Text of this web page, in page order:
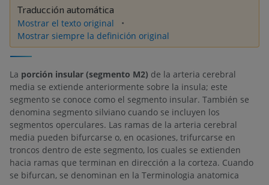
Traducción automática
Mostrar el texto original
Mostrar siempre la definición original
La porción insular (segmento M2) de la arteria cerebral
media se extiende anteriormente sobre la insula; este
segmento se conoce como el segmento insular. También se
denomina segmento silviano cuando se incluyen los
segmentos operculares. Las ramas de la arteria cerebral
media pueden bifurcarse o, en ocasiones, trifurcarse en
troncos dentro de este segmento, los cuales se extienden
hacia ramas que terminan en dirección a la corteza. Cuando
se bifurcan, se denominan en la Terminologia anatomica